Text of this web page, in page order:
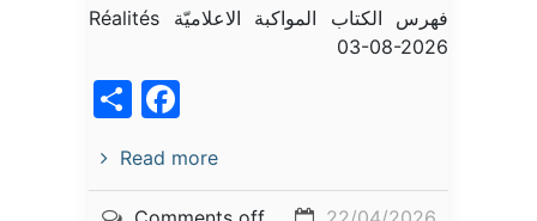
فهرس الكتاب المواكبة الاعلاميّة Réalités
03-08-2026
Read more